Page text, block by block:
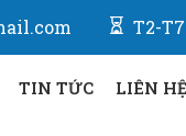
T2-
TIN TỨC LIÊN HỆ